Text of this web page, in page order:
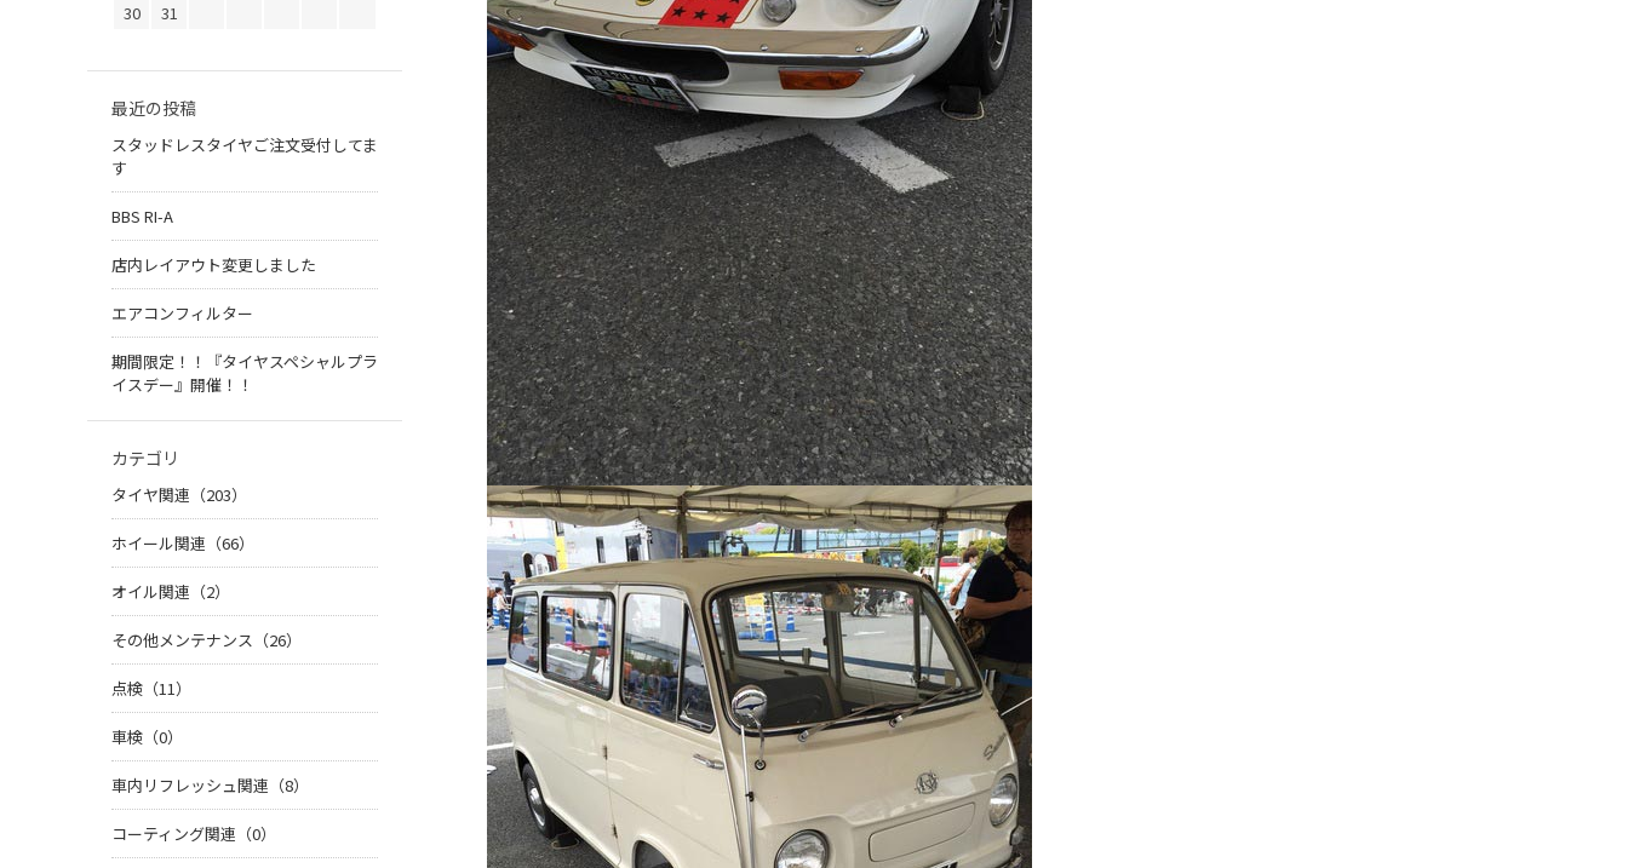
30
31
最近の投稿
スタッドレスタイヤご注文受付してま
す
BBS RI-A
店内レイアウト変更しました
エアコンフィルター
期間限定！！『タイヤスペシャルプラ
イスデー』開催！！
カテゴリ
タイヤ関連（203）
ホイール関連（66）
オイル関連（2）
その他メンテナンス（26）
点検（11）
車検（0）
車内リフレッシュ関連（8）
コーティング関連（0）